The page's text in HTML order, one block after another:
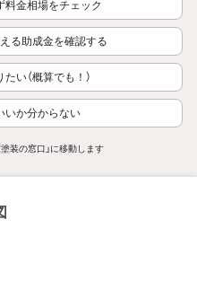
料金相場をチェック
る助成金を確認する
い（概算でも！）
いか分からない
装の窓口」に移動します